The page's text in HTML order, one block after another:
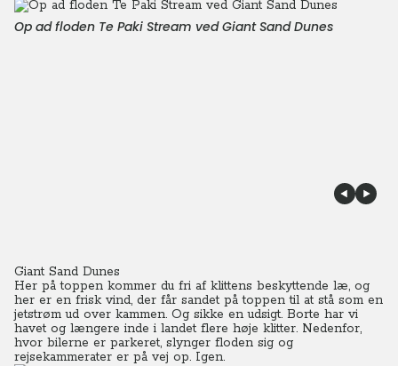
Op ad floden Te Paki Stream ved Giant Sand Dunes
Giant Sand Dunes
Her på toppen kommer du fri af klittens beskyttende læ, og
her er en frisk vind, der får sandet på toppen til at stå som en
jetstrøm ud over kammen. Og sikke en udsigt. Borte har vi
havet og længere inde i landet flere høje klitter. Nedenfor,
hvor bilerne er parkeret, slynger floden sig og
rejsekammerater er på vej op. Igen.